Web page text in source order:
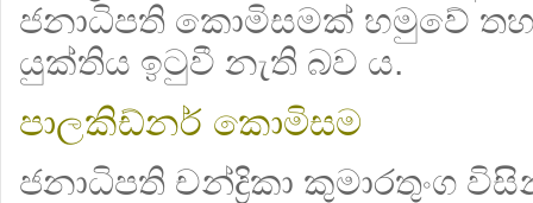
ජනාධිපති කොමිසමක් හමුවේ
යුක්තිය ඉටුවී නැති බව ය.
පාලකිඩ්නර් කොමිසම
ජනාධිපති චන්ද්‍රිකා කුමාරතුංග